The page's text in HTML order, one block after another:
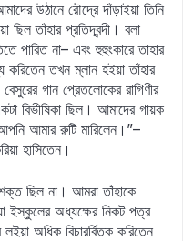
উঠানে রৌদ্রে দাঁড়াইয়া তিনি
ছিল তাঁহার প্রতিদ্বন্দী। বলা
পারিত না– এবং হুহুংকারে তাহার
করিতেন তখন ম্লান হইয়া তাঁহার
গান প্রেতলোকের রাগিণীর
বিভীষিকা ছিল। আমাদের গায়ক
আমার রুটি মারিলেন।”–
হাসিতেন।
ছিল না। আমরা তাঁহাকে
ইস্কুলের অধ্যক্ষের নিকট পত্র
অধিক বিচারর্বিতক করিতেন